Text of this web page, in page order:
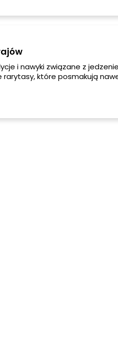
tobie.
i nawyki związane z
rarytasy, które posmakują